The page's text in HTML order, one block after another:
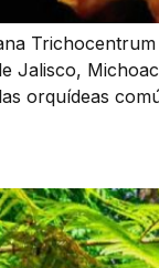
Jalisco,
orquídeas